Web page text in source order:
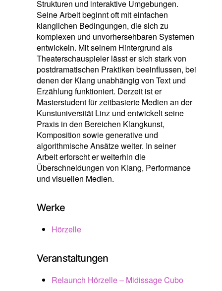
Strukturen und interaktive Umgebungen.
Seine Arbeit beginnt oft mit einfachen
klanglichen Bedingungen, die sich zu
komplexen und unvorhersehbaren Systemen
entwickeln. Mit seinem Hintergrund als
Theaterschauspieler lässt er sich stark von
postdramatischen Praktiken beeinflussen, bei
denen der Klang unabhängig von Text und
Erzählung funktioniert. Derzeit ist er
Masterstudent für zeitbasierte Medien an der
Kunstuniversität Linz und entwickelt seine
Praxis in den Bereichen Klangkunst,
Komposition sowie generative und
algorithmische Ansätze weiter. In seiner
Arbeit erforscht er weiterhin die
Überschneidungen von Klang, Performance
und visuellen Medien.
Werke
Hörzelle
Veranstaltungen
Relaunch Hörzelle – Midissage Cubo